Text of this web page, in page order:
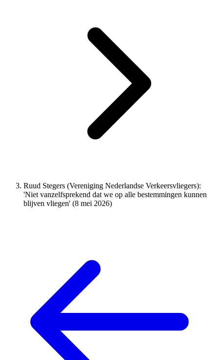
Ruud Stegers (Vereniging Nederlandse Verkeersvliegers):
'Niet vanzelfsprekend dat we op alle bestemmingen kunnen
blijven vliegen' (8 mei 2026)